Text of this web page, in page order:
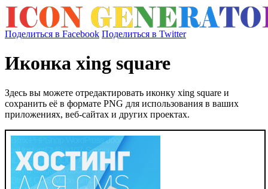
Поделиться в Facebook Поделиться в Twitter
Иконка xing square
Здесь вы можете отредактировать иконку xing square и
сохранить её в формате PNG для использования в ваших
приложениях, веб-сайтах и других проектах.